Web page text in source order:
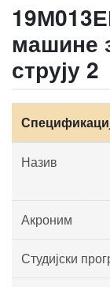
машине
струју 2
Назив
Акроним
Студијски